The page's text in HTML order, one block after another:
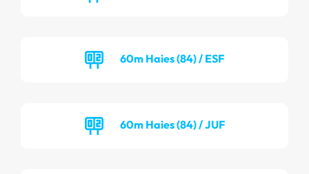
60m Haies (84) / ESF
60m Haies (84) / JUF